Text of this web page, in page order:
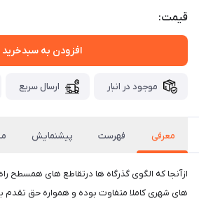
قیمت:
افزودن به سبدخرید
موجود در انبار ارسال سریع
معرفی فهرست پیشنمایش
ازآنجا که الگوی گذرگاه ها درتقاطع های همسطح
های شهری کاملا متفاوت بوده و همواره حق تقدم